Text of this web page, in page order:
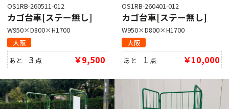
OS1RB-260511-012
カゴ台車[ステー無し]
W950×D800×H1700
大阪
あと3 点 ￥9,500
OS1RB-260401-012
カゴ台車[ステー無し]
W950×D800×H1700
大阪
あと 1 点 ￥10,000